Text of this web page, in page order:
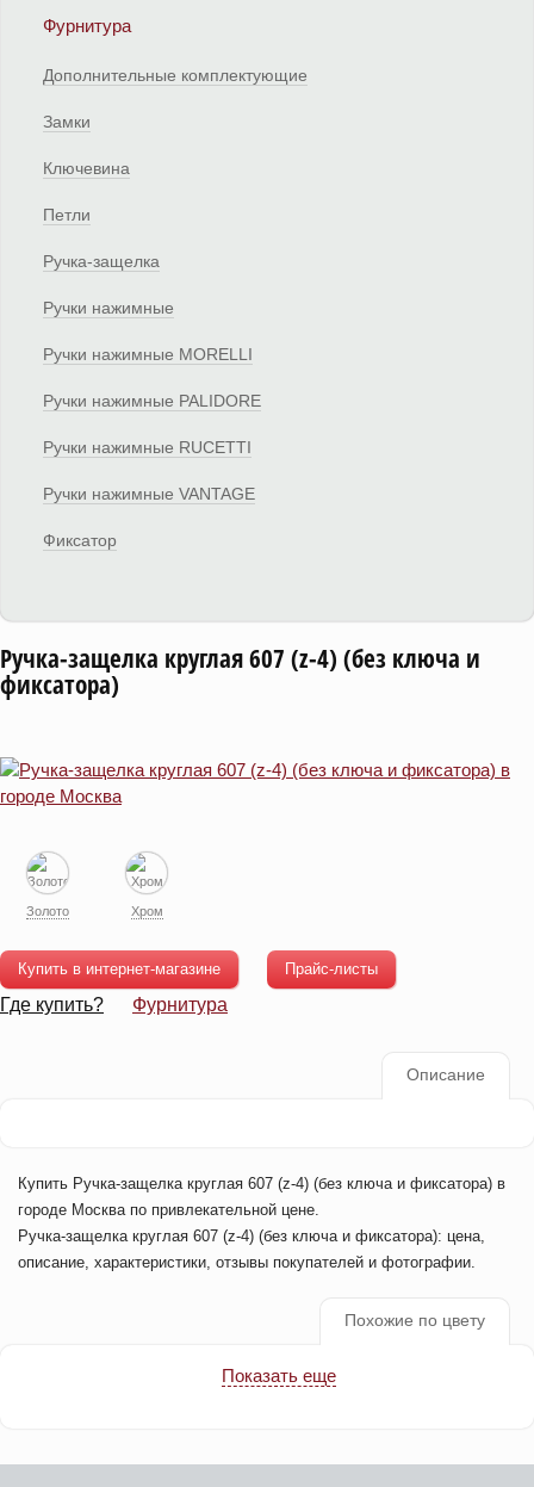
Фурнитура
Дополнительные комплектующие
Замки
Ключевина
Петли
Ручка-защелка
Ручки нажимные
Ручки нажимные MORELLI
Ручки нажимные PALIDORE
Ручки нажимные RUCETTI
Ручки нажимные VANTAGE
Фиксатор
Ручка-защелка круглая 607 (z-4) (без ключа и
фиксатора)
Золото Хром
Купить в интернет-магазине Прайс-листы
Где купить? Фурнитура
Описание
Купить Ручка-защелка круглая 607 (z-4) (без ключа и фиксатора) в
городе Москва по привлекательной цене.
Ручка-защелка круглая 607 (z-4) (без ключа и фиксатора): цена,
описание, характеристики, отзывы покупателей и фотографии.
Похожие по цвету
Показать еще